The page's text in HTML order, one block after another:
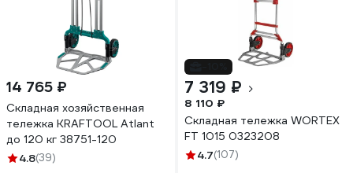
14 765 ₽
Складная хозяйственная
тележка KRAFTOOL Atlant
до 120 кг 38751-120
4.8(39)
7 319 ₽
8 110 ₽
Складная тележка WORTEX
FT 1015 0323208
4.7(107)